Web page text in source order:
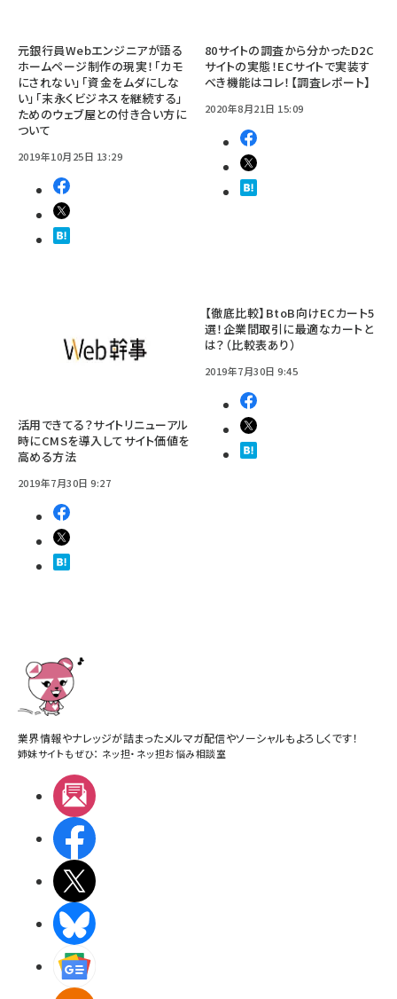
元銀行員Webエンジニアが語る
ホームページ制作の現実！「カモ
にされない」「資金をムダにしな
い」「末永くビジネスを継続する」
ためのウェブ屋との付き合い方に
ついて
2019年10月25日 13:29
80サイトの調査から分かったD2C
サイトの実態！ECサイトで実装す
べき機能はコレ！【調査レポート】
2020年8月21日 15:09
活用できてる？サイトリニューアル
時にCMSを導入してサイト価値を
高める方法
2019年7月30日 9:27
【徹底比較】BtoB向けECカート5
選！企業間取引に最適なカートと
は？（比較表あり）
2019年7月30日 9:45
業界情報やナレッジが詰まったメルマガ配信やソーシャルもよろしくです！
姉妹サイトもぜひ： ネッ担・ ネッ担お悩み相談室